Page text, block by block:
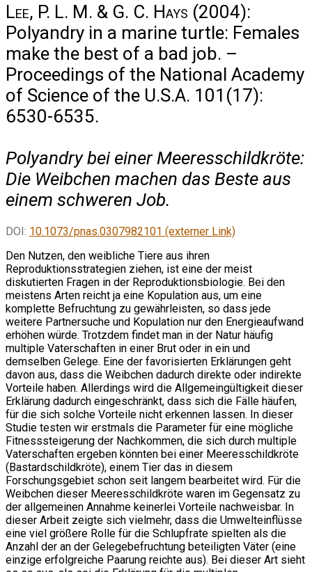
Lee, P. L. M. & G. C. Hays (2004):
Polyandry in a marine turtle: Females
make the best of a bad job. –
Proceedings of the National Academy
of Science of the U.S.A. 101(17):
6530-6535.
Polyandry bei einer Meeresschildkröte:
Die Weibchen machen das Beste aus
einem schweren Job.
DOI: 10.1073/pnas.0307982101 (externer Link)
Den Nutzen, den weibliche Tiere aus ihren
Reproduktionsstrategien ziehen, ist eine der meist
diskutierten Fragen in der Reproduktionsbiologie. Bei den
meistens Arten reicht ja eine Kopulation aus, um eine
komplette Befruchtung zu gewährleisten, so dass jede
weitere Partnersuche und Kopulation nur den Energieaufwand
erhöhen würde. Trotzdem findet man in der Natur häufig
multiple Vaterschaften in einer Brut oder in ein und
demselben Gelege. Eine der favorisierten Erklärungen geht
davon aus, dass die Weibchen dadurch direkte oder indirekte
Vorteile haben. Allerdings wird die Allgemeingültigkeit dieser
Erklärung dadurch eingeschränkt, dass sich die Fälle häufen,
für die sich solche Vorteile nicht erkennen lassen. In dieser
Studie testen wir erstmals die Parameter für eine mögliche
Fitnesssteigerung der Nachkommen, die sich durch multiple
Vaterschaften ergeben könnten bei einer Meeresschildkröte
(Bastardschildkröte), einem Tier das in diesem
Forschungsgebiet schon seit langem bearbeitet wird. Für die
Weibchen dieser Meeresschildkröte waren im Gegensatz zu
der allgemeinen Annahme keinerlei Vorteile nachweisbar. In
dieser Arbeit zeigte sich vielmehr, dass die Umwelteinflüsse
eine viel größere Rolle für die Schlupfrate spielten als die
Anzahl der an der Gelegebefruchtung beteiligten Väter (eine
einzige erfolgreiche Paarung reichte aus). Bei dieser Art sieht